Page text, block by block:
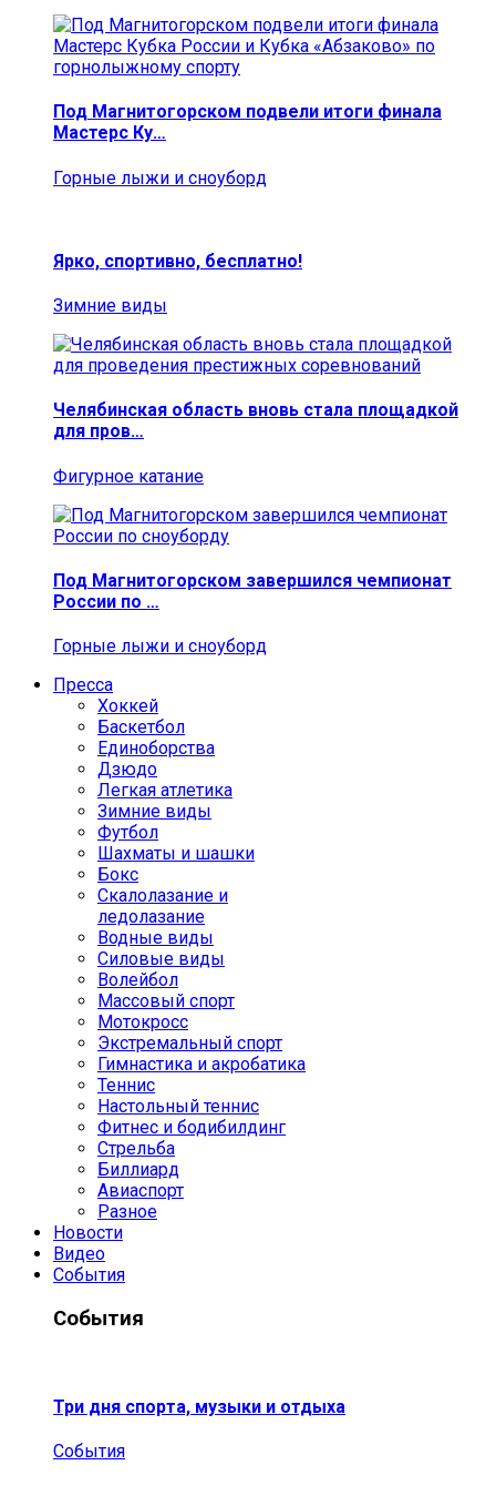
Под Магнитогорском подвели итоги финала
Мастерс Ку…
Горные лыжи и сноуборд
Ярко, спортивно, бесплатно!
Зимние виды
Челябинская область вновь стала площадкой
для пров…
Фигурное катание
Под Магнитогорском завершился чемпионат
России по …
Горные лыжи и сноуборд
Пресса
Хоккей
Баскетбол
Единоборства
Дзюдо
Легкая атлетика
Зимние виды
Футбол
Шахматы и шашки
Бокс
Скалолазание и
ледолазание
Водные виды
Силовые виды
Волейбол
Массовый спорт
Мотокросс
Экстремальный спорт
Гимнастика и акробатика
Теннис
Настольный теннис
Фитнес и бодибилдинг
Стрельба
Биллиард
Авиаспорт
Разное
Новости
Видео
События
События
Три дня спорта, музыки и отдыха
События